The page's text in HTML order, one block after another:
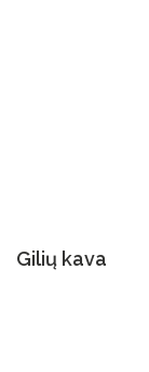
Gilių kava